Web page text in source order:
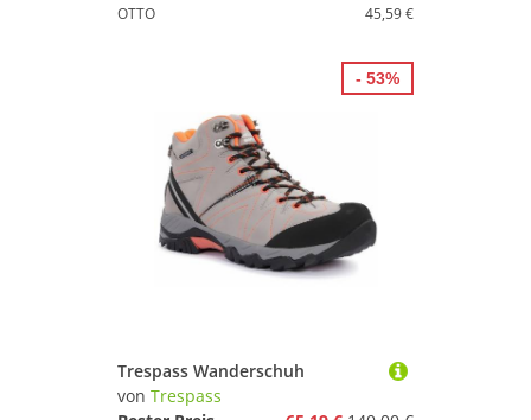
Sportschuhe
Wakeboarding
Trespass
OTTO
45,59 €
Trespass Wanderschuh
von Trespass
- 53%